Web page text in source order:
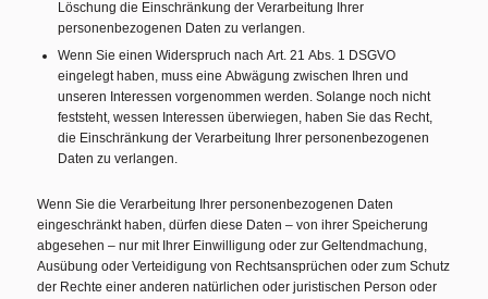
Löschung die Einschränkung der Verarbeitung Ihrer
personenbezogenen Daten zu verlangen.
Wenn Sie einen Widerspruch nach Art. 21 Abs. 1 DSGVO
eingelegt haben, muss eine Abwägung zwischen Ihren und
unseren Interessen vorgenommen werden. Solange noch nicht
feststeht, wessen Interessen überwiegen, haben Sie das Recht,
die Einschränkung der Verarbeitung Ihrer personenbezogenen
Daten zu verlangen.
Wenn Sie die Verarbeitung Ihrer personenbezogenen Daten
eingeschränkt haben, dürfen diese Daten – von ihrer Speicherung
abgesehen – nur mit Ihrer Einwilligung oder zur Geltendmachung,
Ausübung oder Verteidigung von Rechtsansprüchen oder zum Schutz
der Rechte einer anderen natürlichen oder juristischen Person oder